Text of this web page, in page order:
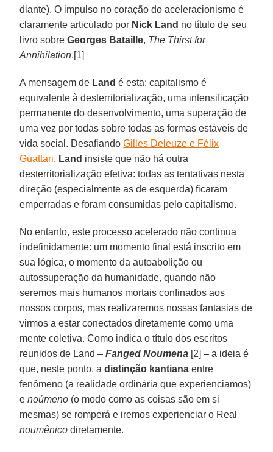
diante). O impulso no coração do aceleracionismo é
claramente articulado por Nick Land no título de seu
livro sobreGeorges Bataille, The Thirst for
Annihilation.[1]
A mensagem de Land é esta: capitalismo é
equivalente à desterritorialização, uma intensificação
permanente do desenvolvimento, uma superação de
uma vez por todas sobre todas as formas estáveis de
vida social. DesafiandoGilles Deleuze e Félix
Guattari, Land insiste que não há outra
desterritorialização efetiva: todas as tentativas nesta
direção (especialmente as de esquerda) ficaram
emperradas e foram consumidas pelo capitalismo.
No entanto, este processo acelerado não continua
indefinidamente: um momento final está inscrito em
sua lógica, o momento da autoabolição ou
autossuperação da humanidade, quando não
seremos mais humanos mortais confinados aos
nossos corpos, mas realizaremos nossas fantasias de
virmos a estar conectados diretamente como uma
mente coletiva. Como indica o título dos escritos
reunidos de Land –Fanged Noumena [2] – a ideia é
que, neste ponto, adistinção kantiana entre
fenômeno (a realidade ordinária que experienciamos)
enoúmeno (o modo como as coisas são em si
mesmas) se romperá e iremos experienciar o Real
noumênico diretamente.